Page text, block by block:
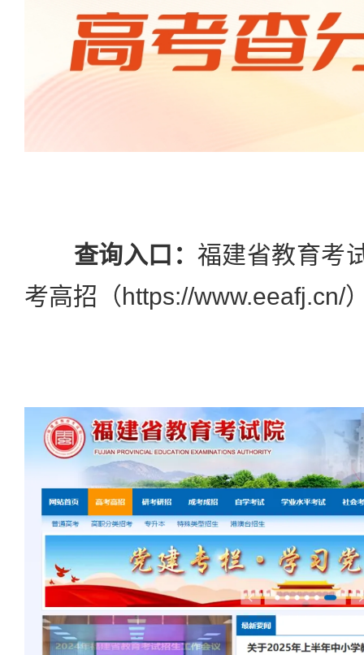
查询入口：福建省教育考
考高招（https://www.eeafj.cn/